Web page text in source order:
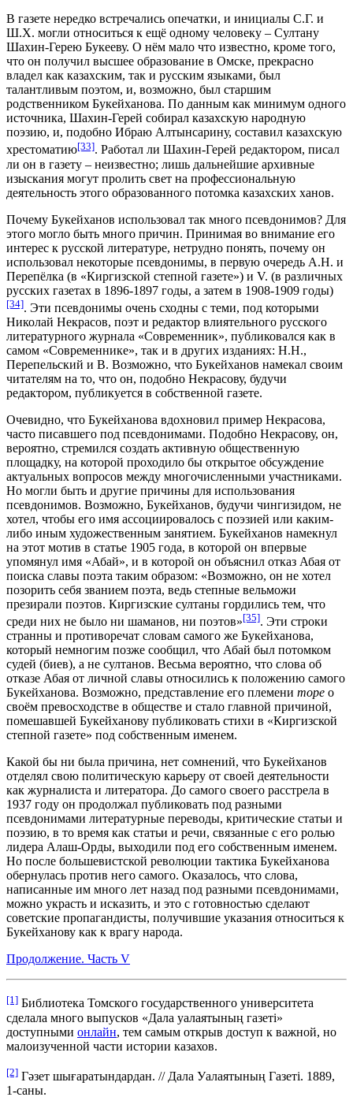
В газете нередко встречались опечатки, и инициалы С.Г. и
Ш.Х. могли относиться к ещё одному человеку – Султану
Шахин-Герею Букееву. О нём мало что известно, кроме того,
что он получил высшее образование в Омске, прекрасно
владел как казахским, так и русским языками, был
талантливым поэтом, и, возможно, был старшим
родственником Букейханова. По данным как минимум одного
источника, Шахин-Герей собирал казахскую народную
поэзию, и, подобно Ибраю Алтынсарину, составил казахскую
хрестоматию[33]. Работал ли Шахин-Герей редактором, писал
ли он в газету – неизвестно; лишь дальнейшие архивные
изыскания могут пролить свет на профессиональную
деятельность этого образованного потомка казахских ханов.
Почему Букейханов использовал так много псевдонимов? Для
этого могло быть много причин. Принимая во внимание его
интерес к русской литературе, нетрудно понять, почему он
использовал некоторые псевдонимы, в первую очередь А.Н. и
Перепёлка (в «Киргизской степной газете») и V. (в различных
русских газетах в 1896-1897 годы, а затем в 1908-1909 годы)
[34]. Эти псевдонимы очень сходны с теми, под которыми
Николай Некрасов, поэт и редактор влиятельного русского
литературного журнала «Современник», публиковался как в
самом «Современнике», так и в других изданиях: Н.Н.,
Перепельский и В. Возможно, что Букейханов намекал своим
читателям на то, что он, подобно Некрасову, будучи
редактором, публикуется в собственной газете.
Очевидно, что Букейханова вдохновил пример Некрасова,
часто писавшего под псевдонимами. Подобно Некрасову, он,
вероятно, стремился создать активную общественную
площадку, на которой проходило бы открытое обсуждение
актуальных вопросов между многочисленными участниками.
Но могли быть и другие причины для использования
псевдонимов. Возможно, Букейханов, будучи чингизидом, не
хотел, чтобы его имя ассоциировалось с поэзией или каким-
либо иным художественным занятием. Букейханов намекнул
на этот мотив в статье 1905 года, в которой он впервые
упомянул имя «Абай», и в которой он объяснил отказ Абая от
поиска славы поэта таким образом: «Возможно, он не хотел
позорить себя званием поэта, ведь степные вельможи
презирали поэтов. Киргизские султаны гордились тем, что
среди них не было ни шаманов, ни поэтов»[35]. Эти строки
странны и противоречат словам самого же Букейханова,
который немногим позже сообщил, что Абай был потомком
судей (биев), а не султанов. Весьма вероятно, что слова об
отказе Абая от личной славы относились к положению самого
Букейханова. Возможно, представление его племени торе о
своём превосходстве в обществе и стало главной причиной,
помешавшей Букейханову публиковать стихи в «Киргизской
степной газете» под собственным именем.
Какой бы ни была причина, нет сомнений, что Букейханов
отделял свою политическую карьеру от своей деятельности
как журналиста и литератора. До самого своего расстрела в
1937 году он продолжал публиковать под разными
псевдонимами литературные переводы, критические статьи и
поэзию, в то время как статьи и речи, связанные с его ролью
лидера Алаш-Орды, выходили под его собственным именем.
Но после большевистской революции тактика Букейханова
обернулась против него самого. Оказалось, что слова,
написанные им много лет назад под разными псевдонимами,
можно украсть и исказить, и это с готовностью сделают
советские пропагандисты, получившие указания относиться к
Букейханову как к врагу народа.
Продолжение. Часть V
[1] Библиотека Томского государственного университета
сделала много выпусков «Дала уалаятының газеті»
доступными онлайн, тем самым открыв доступ к важной, но
малоизученной части истории казахов.
[2] Гәзет шығаратындардан. // Дала Уалаятының Газеті. 1889,
1-саны.